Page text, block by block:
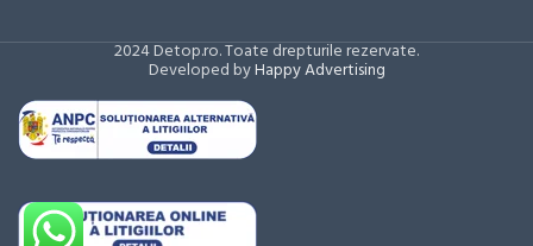
2024 Detop.ro. Toate drepturile rezervate.
Developed byHappy Advertising